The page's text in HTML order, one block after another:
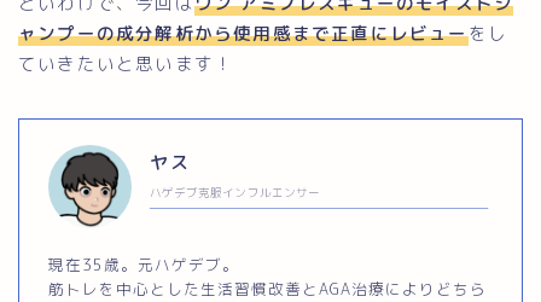
ャンプーの成分解析から使用感まで正直にレビューをし
ていきたいと思います！
ヤス
ハゲデブ克服インフルエンサー
現在35歳。元ハゲデブ。
筋トレを中心とした生活習慣改善とAGA治療によりどちら